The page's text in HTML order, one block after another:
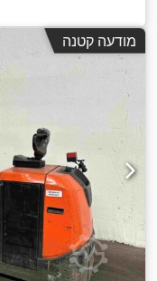
מודעה קטנה